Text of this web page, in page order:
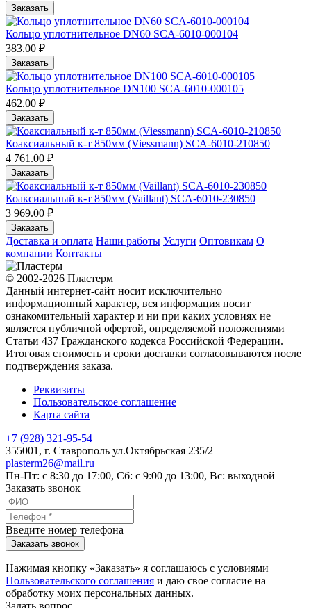
Заказать
Кольцо уплотнительное DN60 SCA-6010-000104
383.00 ₽
Заказать
Кольцо уплотнительное DN100 SCA-6010-000105
462.00 ₽
Заказать
Коаксиальный к-т 850мм (Viessmann) SCA-6010-210850
4 761.00 ₽
Заказать
Коаксиальный к-т 850мм (Vaillant) SCA-6010-230850
3 969.00 ₽
Заказать
Доставка и оплата Наши работы Услуги Оптовикам О
компании Контакты
© 2002-2026 Пластерм
Данный интернет-сайт носит исключительно
информационный характер, вся информация носит
ознакомительный характер и ни при каких условиях не
является публичной офертой, определяемой положениями
Статьи 437 Гражданского кодекса Российской Федерации.
Итоговая стоимость и сроки доставки согласовываются после
подтверждения заказа.
Реквизиты
Пользовательское соглашение
Карта сайта
+7 (928) 321-95-54
355001 , г. Ставрополь ул.Октябрьская 235/2
plasterm26@mail.ru
Пн-Пт: с 8:30 до 17:00, Сб: с 9:00 до 13:00, Вс: выходной
Заказать звонок
Введите номер телефона
Заказать звонок
Нажимая кнопку «Заказать» я соглашаюсь с условиями
Пользовательского соглашения и даю свое согласие на
обработку моих персональных данных.
Задать вопрос